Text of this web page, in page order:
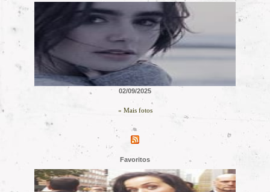
02/09/2025
« Mais fotos
Favoritos